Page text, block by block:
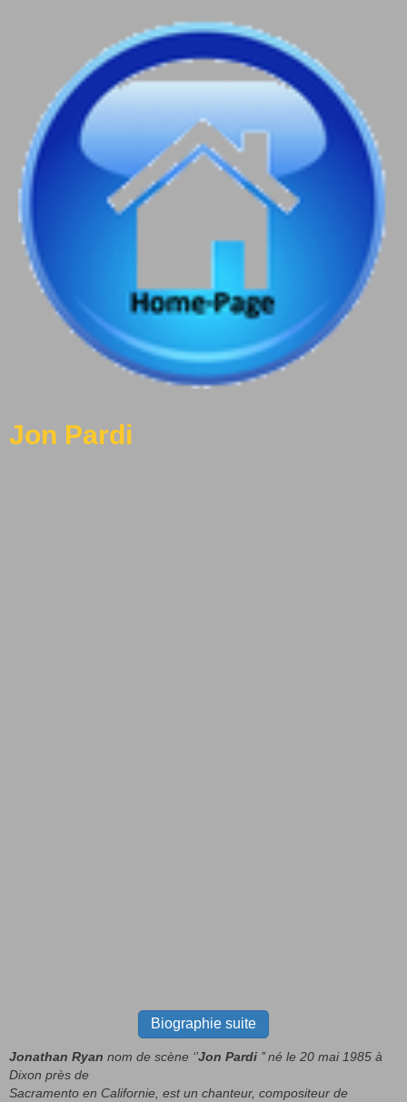
Jon Pardi
Biographie suite
Jonathan Ryan nom de scène ‘’Jon Pardi ’’ né le 20 mai 1985 à
Dixon près de
Sacramento en Californie, est un chanteur, compositeur de